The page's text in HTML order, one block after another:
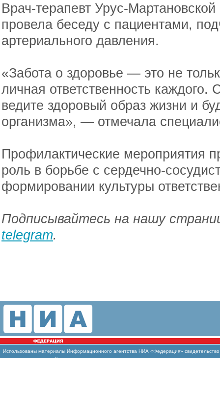
Врач-терапевт Урус-
провела беседу с пациентами,
артериального давления.
«Забота о здоровье — это не
личная ответственность
ведите здоровый образ жизни и
организма», — отмечала
Профилактические мероприятия
роль в борьбе с сердечно-
формировании культуры
Подписывайтесь на нашу
telegram.
Использованы материалы Информационного агентства НИА «Федерация»
массовых коммуникаций (Роскомнадзор)